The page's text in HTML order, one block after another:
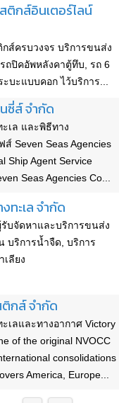
ติกส์อินเตอร์ไลน์
ส์ครบวงจร บริการขนส่ง
ปิคอัพหลังคาตู้ทึบ, รถ 6
บะแบบคอก ไว้บริการ...
นซี่ส์ จำกัด
เล และพิธีทาง
Seven Seas Agencies
Ship Agent Service
Seas Agencies Co...
ทะเล จำกัด
บจัดหาและบริการขนส่ง
บริการน้ำจืด, บริการ
ลียง
ติกส์ จำกัด
เลและทางอากาศ Victory
of the original NVOCC
consolidations
America, Europe...